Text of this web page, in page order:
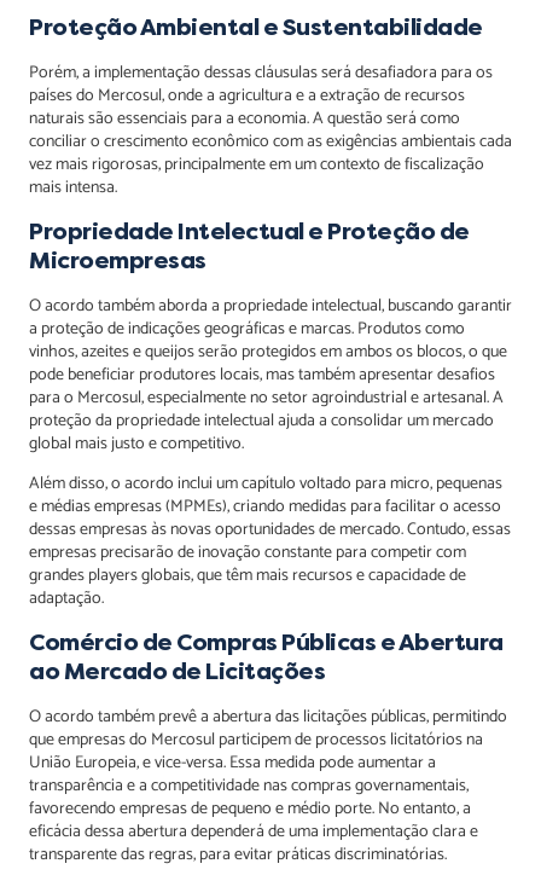
Proteção Ambiental e Sustentabilidade
Porém, a implementação dessas cláusulas será desafiadora para os
países do Mercosul, onde a agricultura e a extração de recursos
naturais são essenciais para a economia. A questão será como
conciliar o crescimento econômico com as exigências ambientais cada
vez mais rigorosas, principalmente em um contexto de fiscalização
mais intensa.
Propriedade Intelectual e Proteção de
Microempresas
O acordo também aborda a propriedade intelectual, buscando garantir
a proteção de indicações geográficas e marcas. Produtos como
vinhos, azeites e queijos serão protegidos em ambos os blocos, o que
pode beneficiar produtores locais, mas também apresentar desafios
para o Mercosul, especialmente no setor agroindustrial e artesanal. A
proteção da propriedade intelectual ajuda a consolidar um mercado
global mais justo e competitivo.
Além disso, o acordo inclui um capítulo voltado para micro, pequenas
e médias empresas (MPMEs), criando medidas para facilitar o acesso
dessas empresas às novas oportunidades de mercado. Contudo, essas
empresas precisarão de inovação constante para competir com
grandes players globais, que têm mais recursos e capacidade de
adaptação.
Comércio de Compras Públicas e Abertura
ao Mercado de Licitações
O acordo também prevê a abertura das licitações públicas, permitindo
que empresas do Mercosul participem de processos licitatórios na
União Europeia, e vice-versa. Essa medida pode aumentar a
transparência e a competitividade nas compras governamentais,
favorecendo empresas de pequeno e médio porte. No entanto, a
eficácia dessa abertura dependerá de uma implementação clara e
transparente das regras, para evitar práticas discriminatórias.